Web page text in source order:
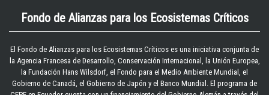
Fondo de Alianzas para los Ecosistemas Críticos
El Fondo de Alianzas para los Ecosistemas Críticos es una iniciativa conjunta de
la Agencia Francesa de Desarrollo, Conservación Internacional, la Unión Europea,
la Fundación Hans Wilsdorf, el Fondo para el Medio Ambiente Mundial, el
Gobierno de Canadá, el Gobierno de Japón y el Banco Mundial. El programa de